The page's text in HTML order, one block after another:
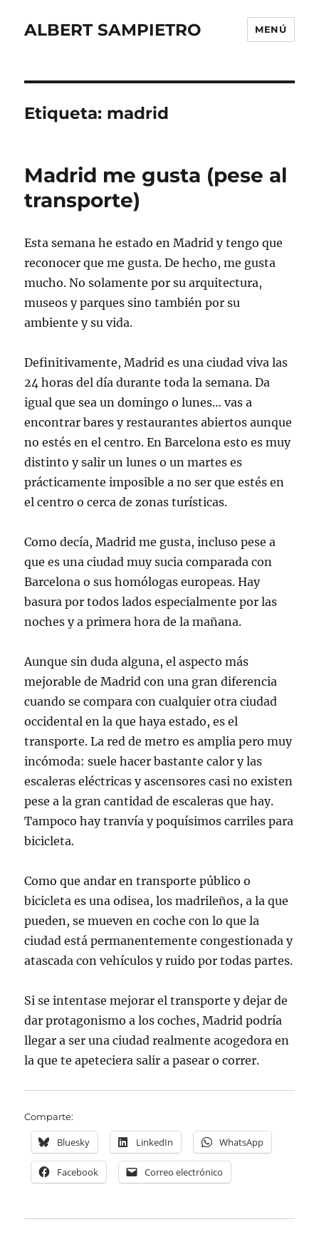
ALBERT SAMPIETRO MENÚ
Etiqueta: madrid
Madrid me gusta (pese al
transporte)
Esta semana he estado en Madrid y tengo que
reconocer que me gusta. De hecho, me gusta
mucho. No solamente por su arquitectura,
museos y parques sino también por su
ambiente y su vida.
Definitivamente, Madrid es una ciudad viva las
24 horas del día durante toda la semana. Da
igual que sea un domingo o lunes… vas a
encontrar bares y restaurantes abiertos aunque
no estés en el centro. En Barcelona esto es muy
distinto y salir un lunes o un martes es
prácticamente imposible a no ser que estés en
el centro o cerca de zonas turísticas.
Como decía, Madrid me gusta, incluso pese a
que es una ciudad muy sucia comparada con
Barcelona o sus homólogas europeas. Hay
basura por todos lados especialmente por las
noches y a primera hora de la mañana.
Aunque sin duda alguna, el aspecto más
mejorable de Madrid con una gran diferencia
cuando se compara con cualquier otra ciudad
occidental en la que haya estado, es el
transporte. La red de metro es amplia pero muy
incómoda: suele hacer bastante calor y las
escaleras eléctricas y ascensores casi no existen
pese a la gran cantidad de escaleras que hay.
Tampoco hay tranvía y poquísimos carriles para
bicicleta.
Como que andar en transporte público o
bicicleta es una odisea, los madrileños, a la que
pueden, se mueven en coche con lo que la
ciudad está permanentemente congestionada y
atascada con vehículos y ruido por todas partes.
Si se intentase mejorar el transporte y dejar de
dar protagonismo a los coches, Madrid podría
llegar a ser una ciudad realmente acogedora en
la que te apeteciera salir a pasear o correr.
Comparte:
Bluesky LinkedIn WhatsApp
Facebook Correo electrónico